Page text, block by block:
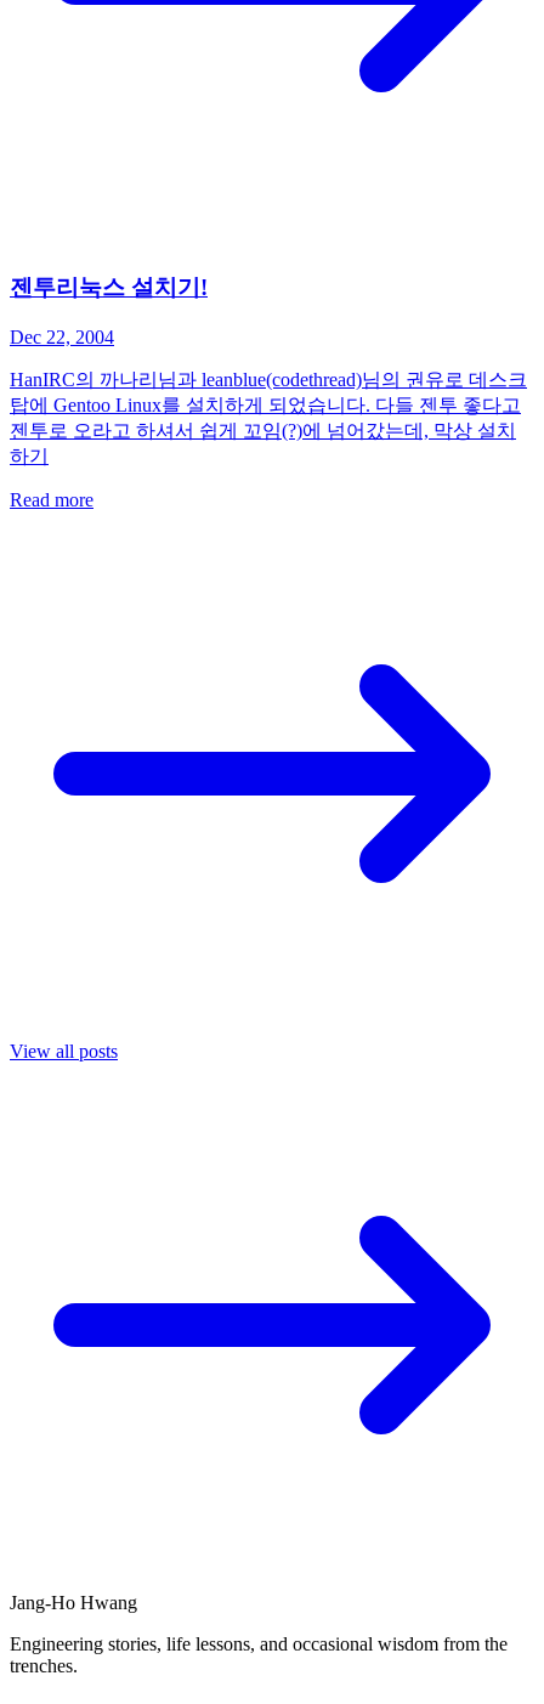
젠투리눅스 설치기!
Dec 22, 2004
HanIRC의 까나리님과 leanblue(codethread)님의 권유로 데스크
탑에 Gentoo Linux를 설치하게 되었습니다. 다들 젠투 좋다고
젠투로 오라고 하셔서 쉽게 꼬임(?)에 넘어갔는데, 막상 설치
하기
Read more
View all posts
Jang-Ho Hwang
Engineering stories, life lessons, and occasional wisdom from the
trenches.